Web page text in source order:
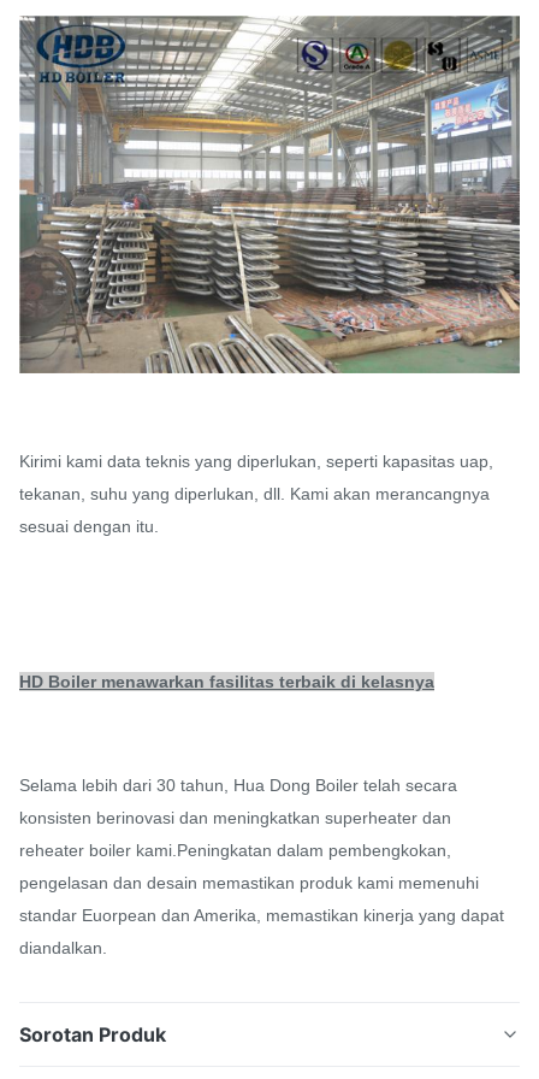
Kirimi kami data teknis yang diperlukan, seperti kapasitas uap,
tekanan, suhu yang diperlukan, dll. Kami akan merancangnya
sesuai dengan itu.
HD Boiler menawarkan fasilitas terbaik di kelasnya
Selama lebih dari 30 tahun, Hua Dong Boiler telah secara
konsisten berinovasi dan meningkatkan superheater dan
reheater boiler kami.Peningkatan dalam pembengkokan,
pengelasan dan desain memastikan produk kami memenuhi
standar Euorpean dan Amerika, memastikan kinerja yang dapat
diandalkan.
Sorotan Produk